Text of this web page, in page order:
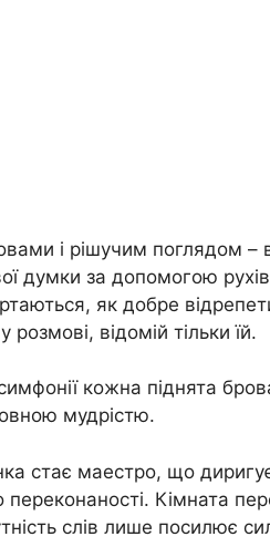
і рішучим поглядом
думки за допомогою
як добре
розмові, відомій тільки їй.
кожна піднята
мудрістю.
стає маестро, що
переконаності. Кімната
слів лише посилює